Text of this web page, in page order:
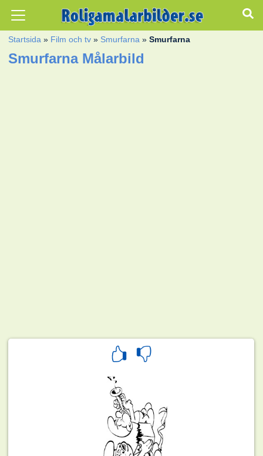
Startsida » Film och tv » Smurfarna »Smurfarna
Smurfarna Målarbild